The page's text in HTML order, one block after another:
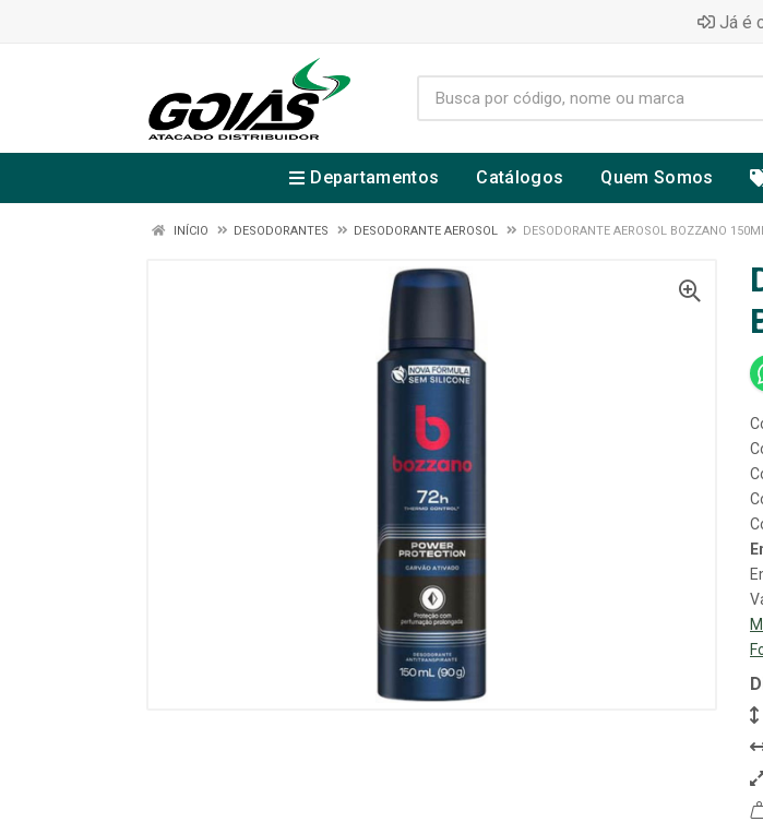
Já é
Departamentos Catálogos Quem Somos
INÍCIO DESODORANTES DESODORANTE AEROSOL DESODORANTE AEROSOL BOZZANO